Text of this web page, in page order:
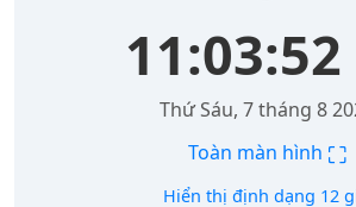
11:03:52
Thứ Sáu, 7 tháng 8
Toàn màn hình ⛶
Hiển thị định dạng 12